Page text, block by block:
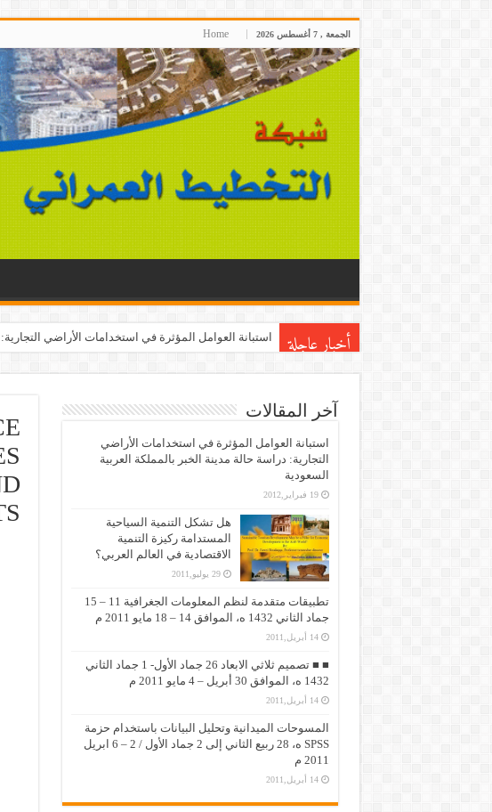
الجمعة , 7 أغسطس 2026 Home
أخبار عاجلة استبانة العوامل المؤثرة في استخدامات الأراضي
آخر المقالات
استبانة العوامل المؤثرة في استخدامات الأراضي
التجارية: دراسة حالة مدينة الخبر بالمملكة العربية
السعودية
19 فبراير,2012
هل تشكل التنمية السياحية
المستدامة ركيزة التنمية
الاقتصادية في العالم العربي؟
29 يوليو,2011
تطبيقات متقدمة لنظم المعلومات الجغرافية 11 – 15
جماد الثاني 1432 ه، الموافق 14 – 18 مايو 2011 م
14 أبريل,2011
■ ■ تصميم ثلاثي الابعاد 26 جماد الأول- 1 جماد الثاني
1432 ه، الموافق 30 أبريل – 4 مايو 2011 م
14 أبريل,2011
المسوحات الميدانية وتحليل البيانات باستخدام حزمة
SPSS ه، 28 ربيع الثاني إلى 2 جماد الأول / 2 – 6 ابريل
2011 م
14 أبريل,2011